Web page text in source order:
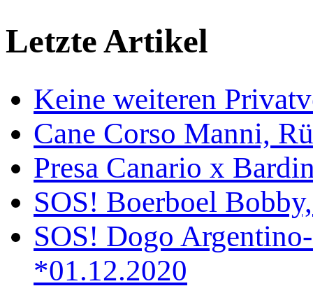
Letzte Artikel
Keine weiteren
Cane Corso Manni,
Presa Canario x
SOS! Boerboel
SOS! Dogo
*01.12.2020